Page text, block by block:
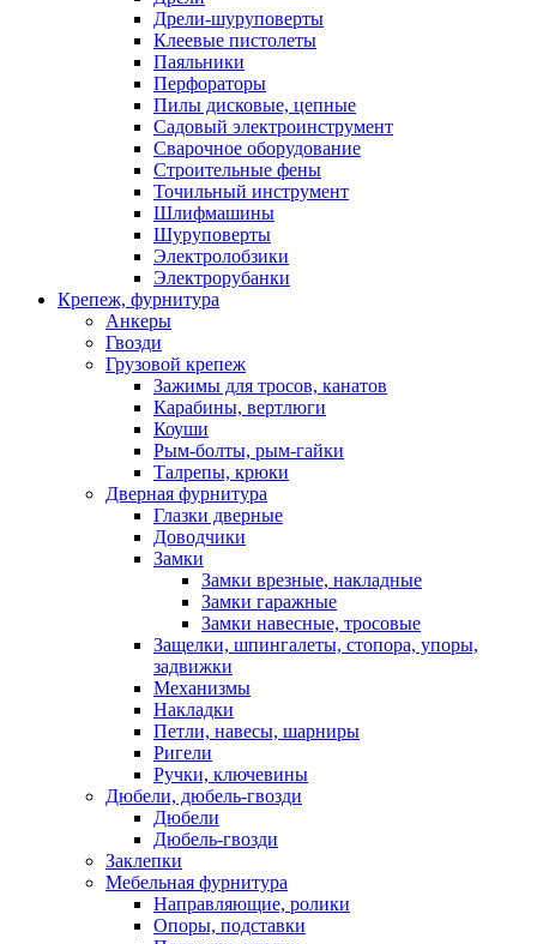
Дрели-шуруповерты
Клеевые пистолеты
Паяльники
Перфораторы
Пилы дисковые, цепные
Садовый электроинструмент
Сварочное оборудование
Строительные фены
Точильный инструмент
Шлифмашины
Шуруповерты
Электролобзики
Электрорубанки
Крепеж, фурнитура
Анкеры
Гвозди
Грузовой крепеж
Зажимы для тросов, канатов
Карабины, вертлюги
Коуши
Рым-болты, рым-гайки
Талрепы, крюки
Дверная фурнитура
Глазки дверные
Доводчики
Замки
Замки врезные, накладные
Замки гаражные
Замки навесные, тросовые
Защелки, шпингалеты, стопора, упоры,
задвижки
Механизмы
Накладки
Петли, навесы, шарниры
Ригели
Ручки, ключевины
Дюбели, дюбель-гвозди
Дюбели
Дюбель-гвозди
Заклепки
Мебельная фурнитура
Направляющие, ролики
Опоры, подставки